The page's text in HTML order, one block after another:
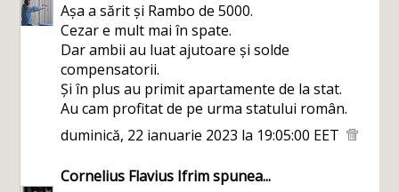
Așa a sărit și Rambo de 5000.
Cezar e mult mai în spate.
Dar ambii au luat ajutoare și solde
compensatorii.
Și în plus au primit apartamente de la stat.
Au cam profitat de pe urma statului român.
duminică, 22 ianuarie 2023 la 19:05:00 EET
Cornelius Flavius Ifrimspunea...